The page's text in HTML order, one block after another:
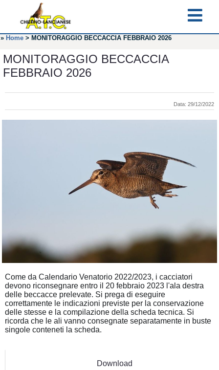
» Home > MONITORAGGIO BECCACCIA FEBBRAIO 2026
MONITORAGGIO BECCACCIA
FEBBRAIO 2026
Data: 29/12/2022
Come da Calendario Venatorio 2022/2023, i cacciatori
devono riconsegnare entro il 20 febbraio 2023 l'ala destra
delle beccacce prelevate. Si prega di eseguire
correttamente le indicazioni previste per la conservazione
delle stesse e la compilazione della scheda tecnica. Si
ricorda che le ali vanno consegnate separatamente in buste
singole conteneti la scheda.
Download